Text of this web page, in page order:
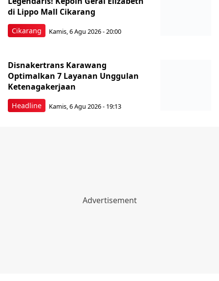
Cikarang
di Lippo Mall Cikarang
Kamis, 6 Agu 2026 - 20:00
Headline
Disnakertrans Karawang
Optimalkan 7 Layanan Unggulan
Ketenagakerjaan
Kamis, 6 Agu 2026 - 19:13